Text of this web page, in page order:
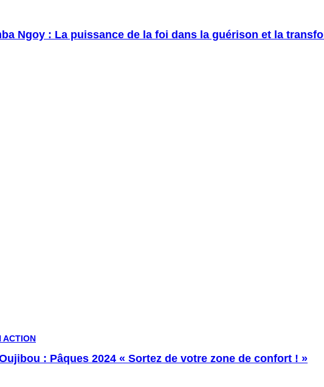
Ngoy : La puissance de la foi dans la guérison et la
ACTION
: Pâques 2024 « Sortez de votre zone de confort ! »